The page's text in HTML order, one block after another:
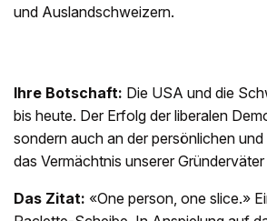
und Auslandschweizern.
Ihre Botschaft: Die USA und die
bis heute. Der Erfolg der liberalen
sondern auch an der persönlichen
das Vermächtnis unserer
Das Zitat: «One person, one slice.»